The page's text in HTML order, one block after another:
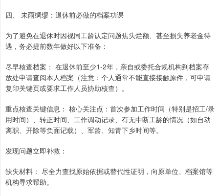
四、 未雨绸缪：退休前必做的档案功课
为了避免在退休时因视同工龄认定问题焦头烂额、甚至损失养老金待
遇，务必提前数年做好以下准备：
尽早核查档案： 在退休前至少1-2年，亲自或委托合规机构到档案存
放处申请查阅本人档案（注意：个人通常不能直接接触原件，可申请
复印关键页或要求工作人员协助核查）。
重点核查关键信息： 核心关注点：首次参加工作时间（特别是招工/录
用时间）、转正时间、工作调动记录、有无中断工龄的情况（如自动
离职、开除等负面记载）、军龄、知青下乡时间等。
发现问题立即补救：
缺失材料： 尽全力查找原始依据或替代性证明，向原单位、档案馆等
机构寻求帮助。